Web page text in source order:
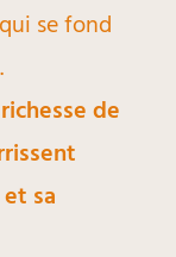
se fond
de
sa